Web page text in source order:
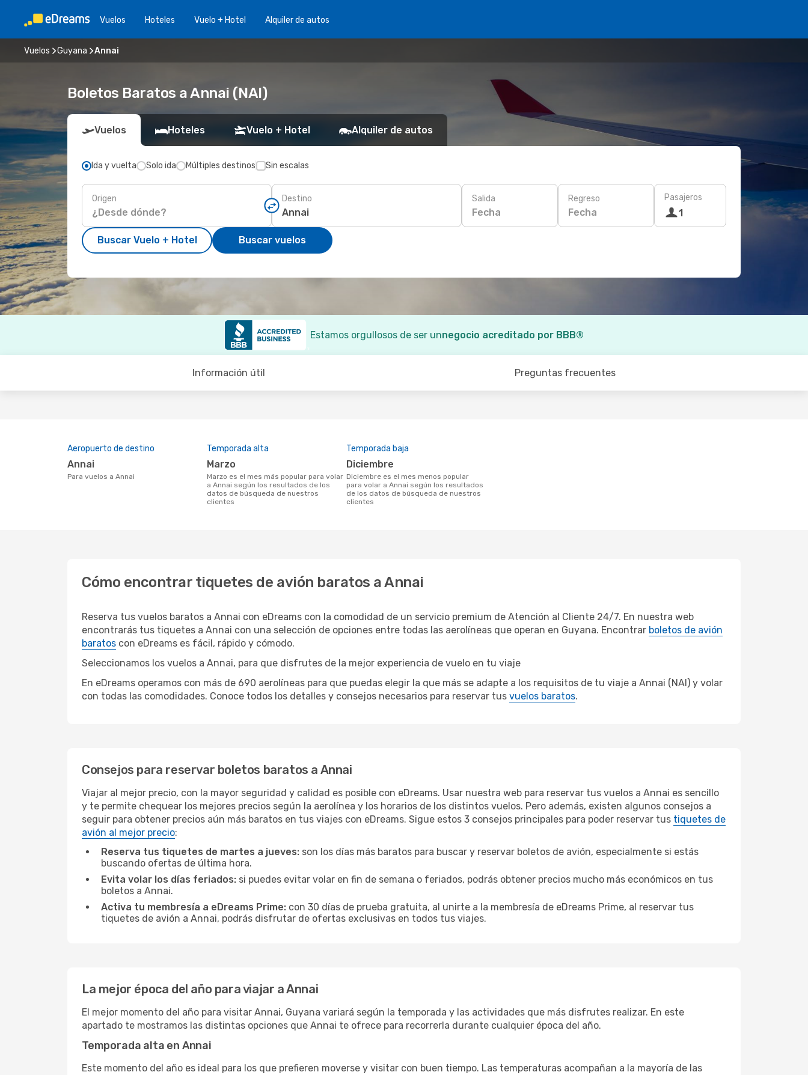
Vuelos Hoteles Vuelo + Hotel Alquiler de autos
Vuelos Guyana Annai
Boletos Baratos a Annai (NAI)
Vuelos Hoteles Vuelo + Hotel Alquiler de autos
Ida y vuelta Solo ida Múltiples destinos Sin escalas
Origen Destino Salida
Fecha
Regreso
Fecha
Pasajeros
1
Buscar Vuelo + Hotel Buscar vuelos
Estamos orgullosos de ser unnegocio acreditado por BBB®
Información útil Preguntas frecuentes
Aeropuerto de destino
Annai
Para vuelos a Annai
Temporada alta
marzo
marzo es el mes más popular para volar
a Annai según los resultados de los
datos de búsqueda de nuestros
clientes
Temporada baja
diciembre
diciembre es el mes menos popular
para volar a Annai según los resultados
de los datos de búsqueda de nuestros
clientes
Cómo encontrar tiquetes de avión baratos a Annai
Reserva tus vuelos baratos a Annai con eDreams con la comodidad de un servicio premium de Atención al Cliente 24/7. En nuestra web
encontrarás tus tiquetes a Annai con una selección de opciones entre todas las aerolíneas que operan en Guyana. Encontrar boletos de avión
baratos con eDreams es fácil, rápido y cómodo.
Seleccionamos los vuelos a Annai, para que disfrutes de la mejor experiencia de vuelo en tu viaje
En eDreams operamos con más de 690 aerolíneas para que puedas elegir la que más se adapte a los requisitos de tu viaje a Annai (NAI) y volar
con todas las comodidades. Conoce todos los detalles y consejos necesarios para reservar tus vuelos baratos.
Consejos para reservar boletos baratos a Annai
Viajar al mejor precio, con la mayor seguridad y calidad es posible con eDreams. Usar nuestra web para reservar tus vuelos a Annai es sencillo
y te permite chequear los mejores precios según la aerolínea y los horarios de los distintos vuelos. Pero además, existen algunos consejos a
seguir para obtener precios aún más baratos en tus viajes con eDreams. Sigue estos 3 consejos principales para poder reservar tus tiquetes de
avión al mejor precio:
Reserva tus tiquetes de martes a jueves: son los días más baratos para buscar y reservar boletos de avión, especialmente si estás
buscando ofertas de última hora.
Evita volar los días feriados: si puedes evitar volar en fin de semana o feriados, podrás obtener precios mucho más económicos en tus
boletos a Annai.
Activa tu membresía a eDreams Prime: con 30 días de prueba gratuita, al unirte a la membresía de eDreams Prime, al reservar tus
tiquetes de avión a Annai, podrás disfrutar de ofertas exclusivas en todos tus viajes.
La mejor época del año para viajar a Annai
El mejor momento del año para visitar Annai, Guyana variará según la temporada y las actividades que más disfrutes realizar. En este
apartado te mostramos las distintas opciones que Annai te ofrece para recorrerla durante cualquier época del año.
Temporada alta en Annai
Este momento del año es ideal para los que prefieren moverse y visitar con buen tiempo. Las temperaturas acompañan a la mayoría de las